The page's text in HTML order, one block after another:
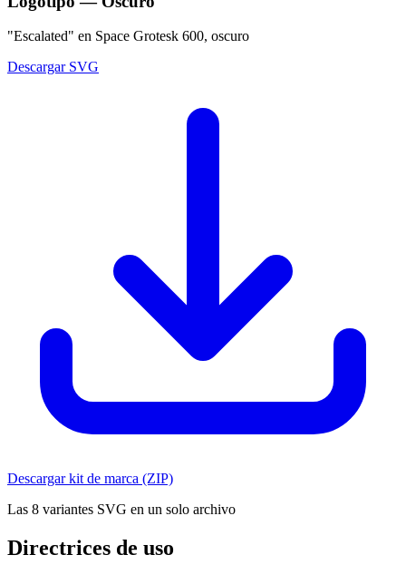
"Escalated" en Space Grotesk 600, oscuro
Descargar SVG
Descargar kit de marca (ZIP)
Las 8 variantes SVG en un solo archivo
Directrices de uso